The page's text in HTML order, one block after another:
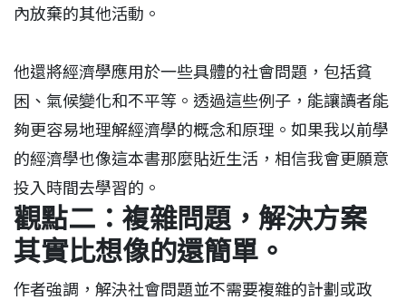
內放棄的其他活動。
他還將經濟學應用於一些具體的社會問題，包括貧
困、氣候變化和不平等。透過這些例子，能讓讀者能
夠更容易地理解經濟學的概念和原理。如果我以前學
的經濟學也像這本書那麼貼近生活，相信我會更願意
投入時間去學習的。
觀點二：複雜問題，解決方案
其實比想像的還簡單。
​作者強調，解決社會問題並不需要複雜的計劃或政